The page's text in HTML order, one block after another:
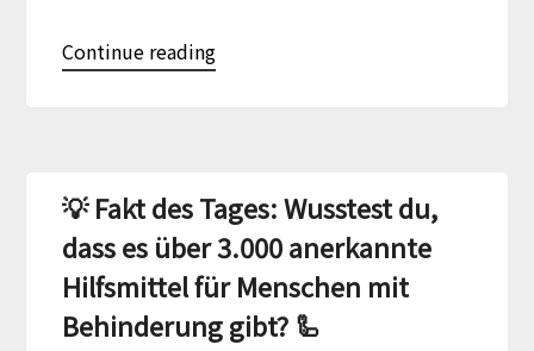
Continue reading
💡 Fakt des Tages: Wusstest du,
dass es über 3.000 anerkannte
Hilfsmittel für Menschen mit
Behinderung gibt? 🦾